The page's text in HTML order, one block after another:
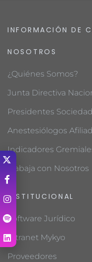
INFORMACIÓN DE
NOSOTROS
¿Quiénes Somos?
Junta Directiva
Presidentes
Anestesiólogos
Indicadores
Trabaja con Nosotros
INSTITUCIONAL
Software Jurídico
Intranet Mykyo
Proveedores